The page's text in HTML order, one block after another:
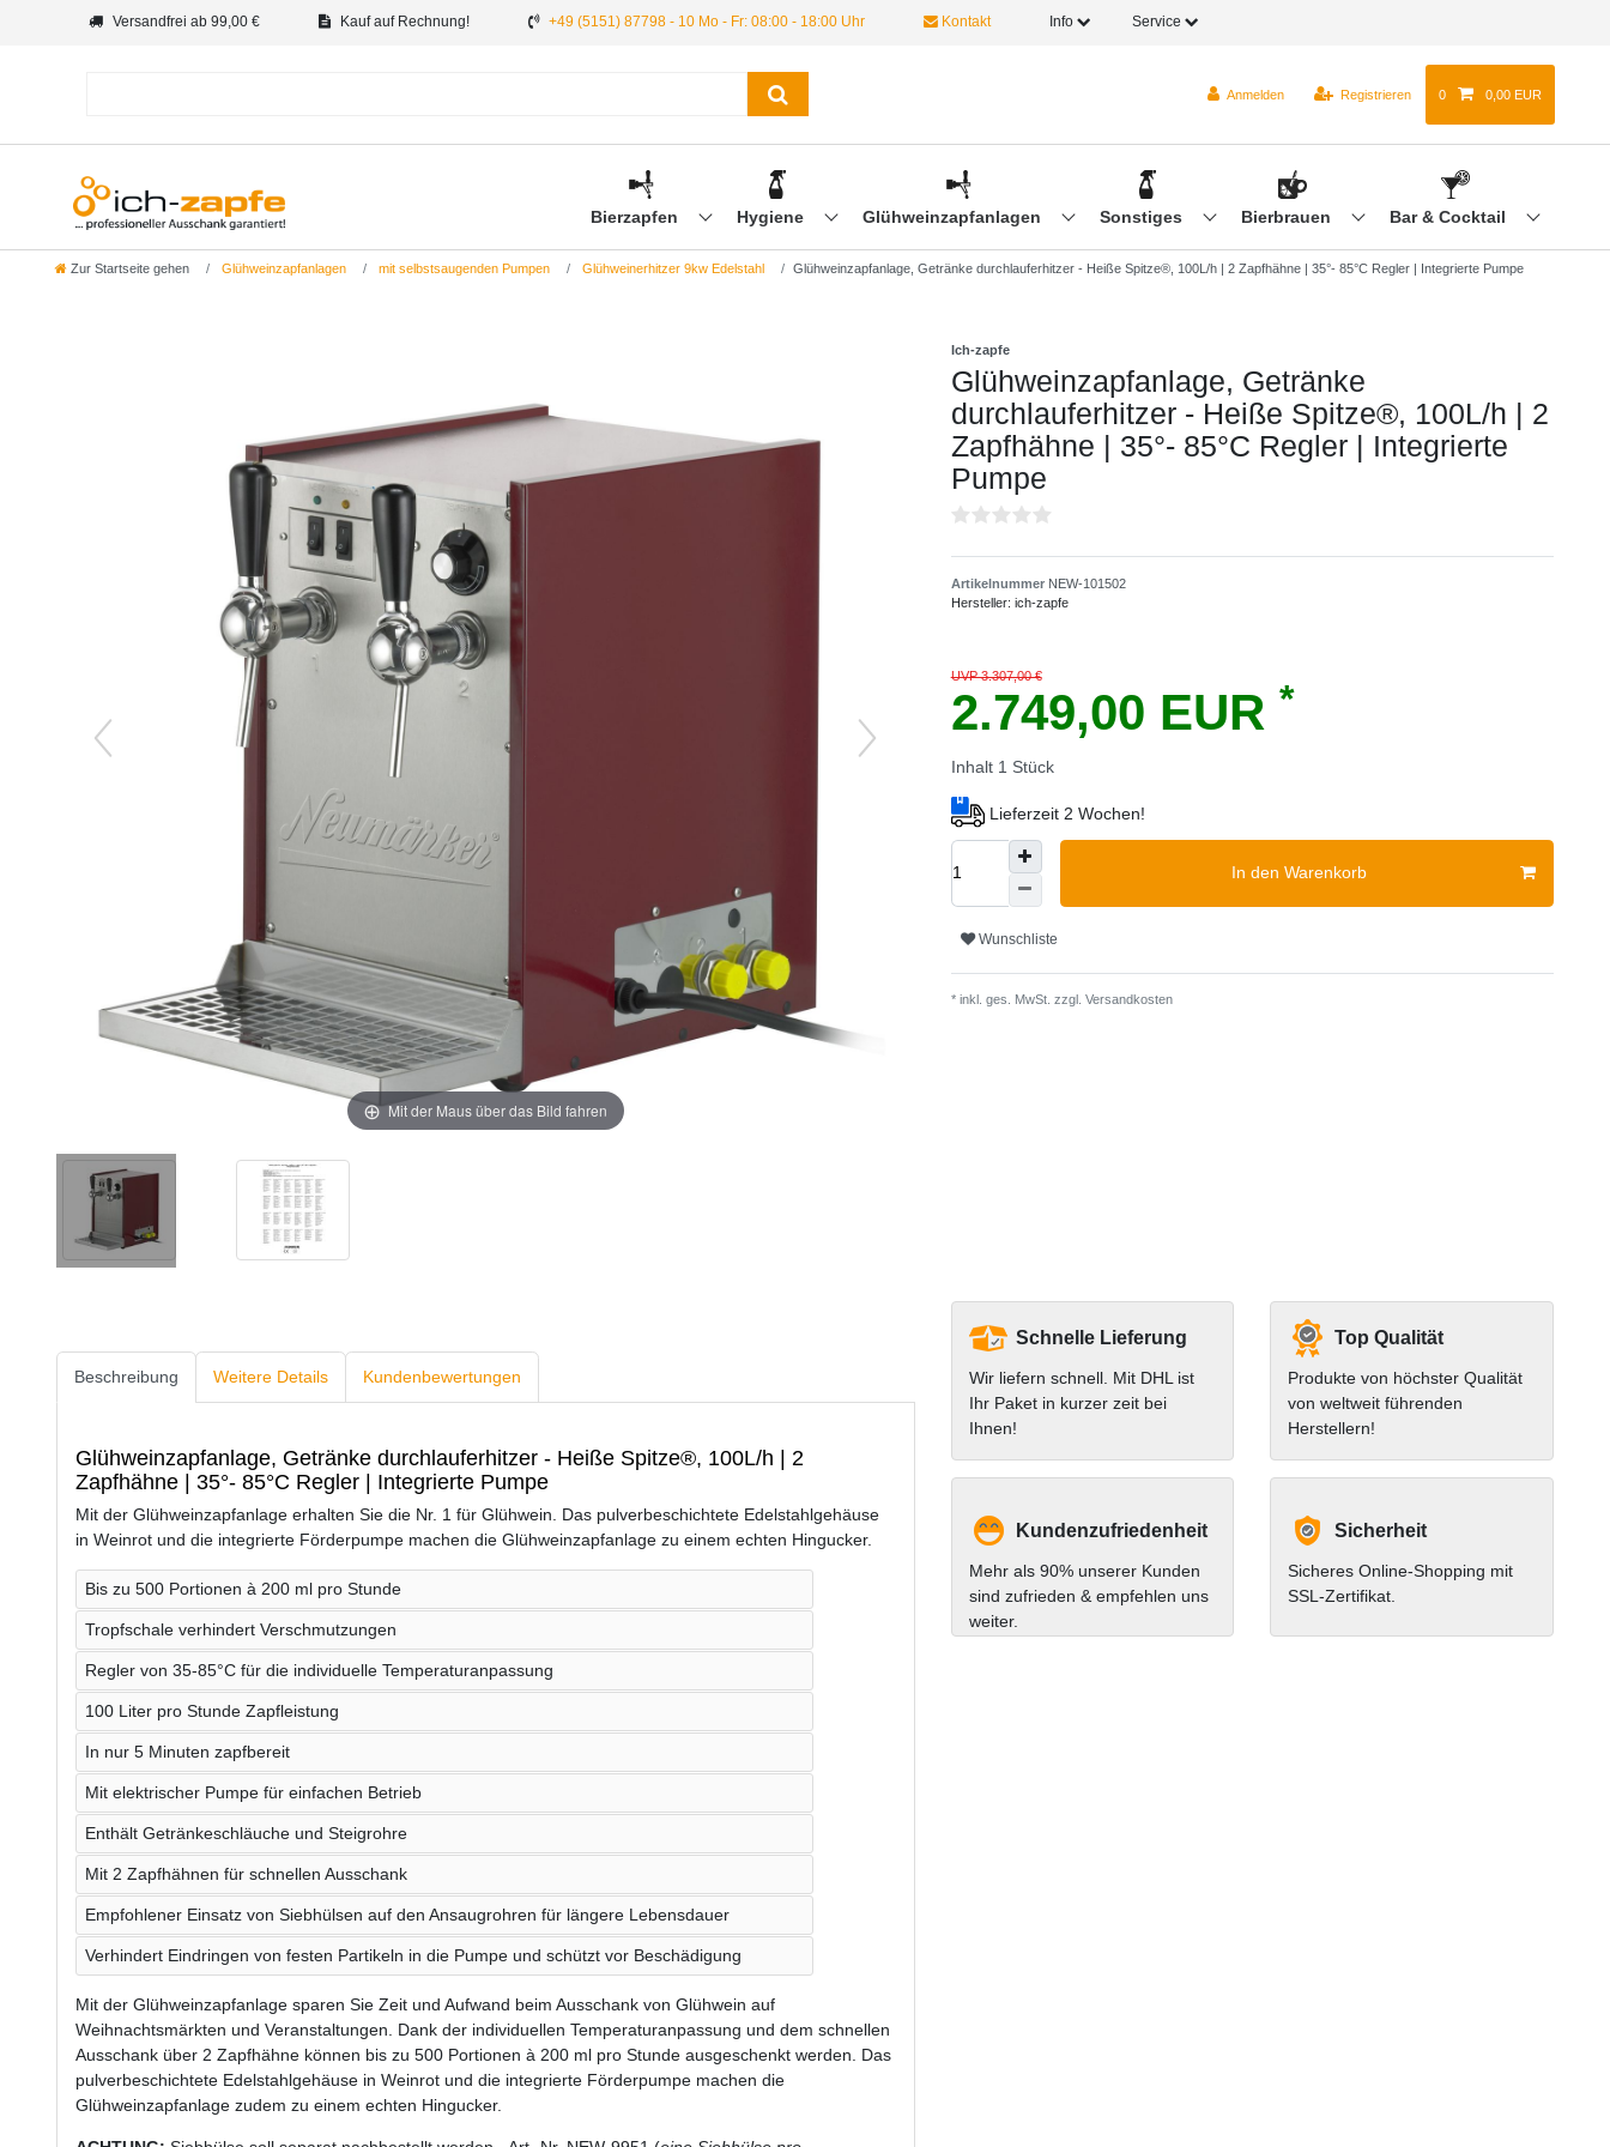
Versandfrei ab 99,00 € Kauf auf Rechnung! +49 (5151) 87798 - 10 Mo - Fr: 08:00 - 18:00 Uhr Kontakt Info Service
Anmelden Registrieren 0 0,00 EUR
Bierzapfen Hygiene Glühweinzapfanlagen Sonstiges Bierbrauen Bar & Cocktail
Zur Startseite gehen Glühweinzapfanlagen mit selbstsaugenden Pumpen Glühweinerhitzer 9kw Edelstahl Glühweinzapfanlage, Getränke durchlauferhitzer - Heiße Spitze®, 100L/h | 2 Zapfhähne | 35°- 85°C Regler | Integrierte Pumpe
Mit der Maus über das Bild fahren
Ich-zapfe
Glühweinzapfanlage, Getränke
durchlauferhitzer - Heiße Spitze®, 100L/h | 2
Zapfhähne | 35°- 85°C Regler | Integrierte
Pumpe
Artikelnummer NEW-101502
Hersteller: ich-zapfe
UVP 3.307,00 €
2.749,00 EUR *
Inhalt 1 Stück
Lieferzeit 2 Wochen!
In den Warenkorb
Wunschliste
* inkl. ges. MwSt. zzgl. Versandkosten
Beschreibung Weitere Details Kundenbewertungen
Glühweinzapfanlage, Getränke durchlauferhitzer - Heiße Spitze®, 100L/h | 2
Zapfhähne | 35°- 85°C Regler | Integrierte Pumpe
Mit der Glühweinzapfanlage erhalten Sie die Nr. 1 für Glühwein. Das pulverbeschichtete Edelstahlgehäuse
in Weinrot und die integrierte Förderpumpe machen die Glühweinzapfanlage zu einem echten Hingucker.
Bis zu 500 Portionen à 200 ml pro Stunde
Tropfschale verhindert Verschmutzungen
Regler von 35-85°C für die individuelle Temperaturanpassung
100 Liter pro Stunde Zapfleistung
In nur 5 Minuten zapfbereit
Mit elektrischer Pumpe für einfachen Betrieb
Enthält Getränkeschläuche und Steigrohre
Mit 2 Zapfhähnen für schnellen Ausschank
Empfohlener Einsatz von Siebhülsen auf den Ansaugrohren für längere Lebensdauer
Verhindert Eindringen von festen Partikeln in die Pumpe und schützt vor Beschädigung
Mit der Glühweinzapfanlage sparen Sie Zeit und Aufwand beim Ausschank von Glühwein auf
Weihnachtsmärkten und Veranstaltungen. Dank der individuellen Temperaturanpassung und dem schnellen
Ausschank über 2 Zapfhähne können bis zu 500 Portionen à 200 ml pro Stunde ausgeschenkt werden. Das
pulverbeschichtete Edelstahlgehäuse in Weinrot und die integrierte Förderpumpe machen die
Glühweinzapfanlage zudem zu einem echten Hingucker.
Schnelle Lieferung
Wir liefern schnell. Mit DHL ist
Ihr Paket in kurzer zeit bei
Ihnen!
Top Qualität
Produkte von höchster Qualität
von weltweit führenden
Herstellern!
Kundenzufriedenheit
Mehr als 90% unserer Kunden
sind zufrieden & empfehlen uns
weiter.
Sicherheit
Sicheres Online-Shopping mit
SSL-Zertifikat.